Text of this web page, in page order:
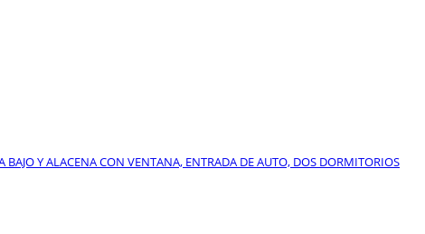
Y ALACENA CON VENTANA, ENTRADA DE AUTO, DOS DORMITORIOS